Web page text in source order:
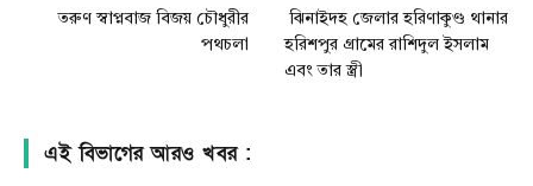
তরুণ স্বাপ্নবাজ বিজয় চৌধুরীর
পথচলা
ঝিনাইদহ জেলার হরিণাকুণ্ড থানার
হরিশপুর গ্রামের রাশিদুল ইসলাম
এবং তার স্ত্রী
এই বিভাগের আরও খবর :